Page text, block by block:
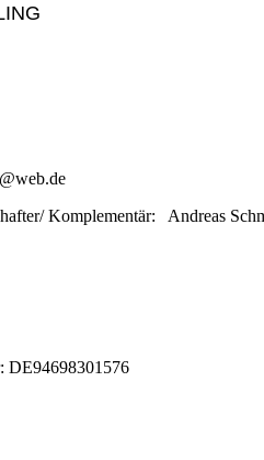
Komplementär: Andreas
DE94698301576